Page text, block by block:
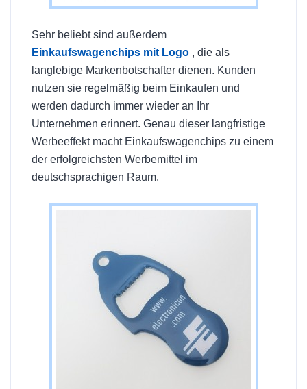
Sehr beliebt sind außerdem
Einkaufswagenchips mit Logo , die als
langlebige Markenbotschafter dienen. Kunden
nutzen sie regelmäßig beim Einkaufen und
werden dadurch immer wieder an Ihr
Unternehmen erinnert. Genau dieser langfristige
Werbeeffekt macht Einkaufswagenchips zu einem
der erfolgreichsten Werbemittel im
deutschsprachigen Raum.